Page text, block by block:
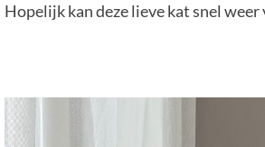
Hopelijk kan deze lieve kat snel weer